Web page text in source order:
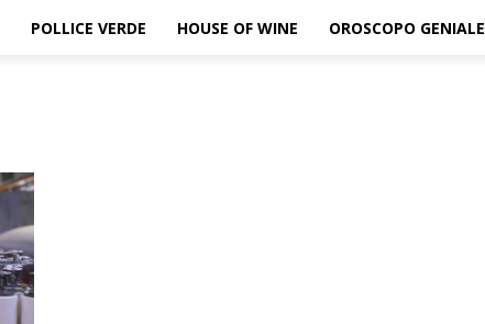
POLLICE VERDE HOUSE OF WINE OROSCOPO GENIALE